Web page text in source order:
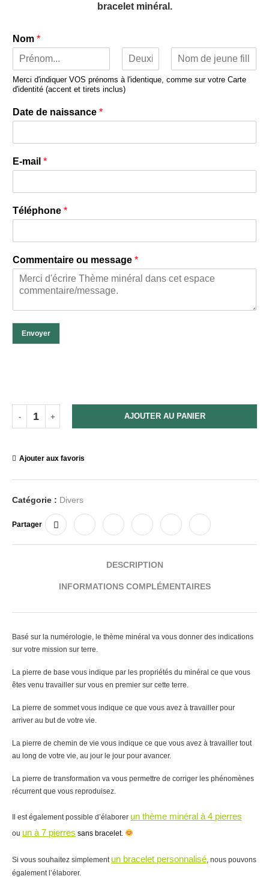
bracelet minéral.
Nom *
Prénom
2e
prénom
Merci d'indiquer VOS prénoms à l'identique, comme sur votre Carte
d'identité (accent et tirets inclus)
Date de naissance *
E-mail *
Téléphone *
Commentaire ou message *
Envoyer
AJOUTER AU PANIER
Ajouter aux favoris
Catégorie : Divers
Partager
DESCRIPTION
INFORMATIONS COMPLÉMENTAIRES
Basé sur la numérologie, le thème minéral va vous donner des indications
sur votre mission sur terre.
La pierre de base vous indique par les propriétés du minéral ce que vous
êtes venu travailler sur vous en premier sur cette terre.
La pierre de sommet vous indique ce que vous avez à travailler pour
arriver au but de votre vie.
La pierre de chemin de vie vous indique ce que vous avez à travailler tout
au long de votre vie, au jour le jour pour avancer.
La pierre de transformation va vous permettre de corriger les phénomènes
récurrent que vous reproduisez.
Il est également possible d’élaborer un thème minéral à 4 pierres
ou un à 7 pierres sans bracelet.
Si vous souhaitez simplement un bracelet personnalisé, nous pouvons
également l’élaborer.